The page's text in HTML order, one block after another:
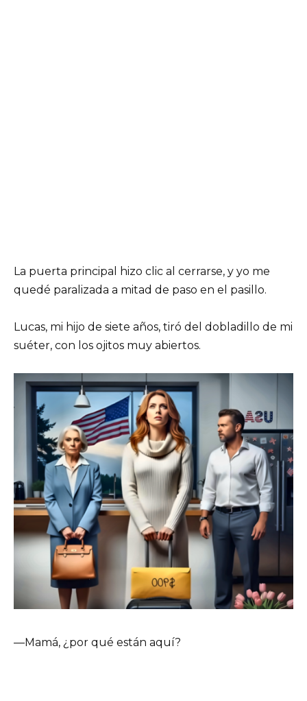
La puerta principal hizo clic al cerrarse, y yo me
quedé paralizada a mitad de paso en el pasillo.
Lucas, mi hijo de siete años, tiró del dobladillo de mi
suéter, con los ojitos muy abiertos.
—Mamá, ¿por qué están aquí?